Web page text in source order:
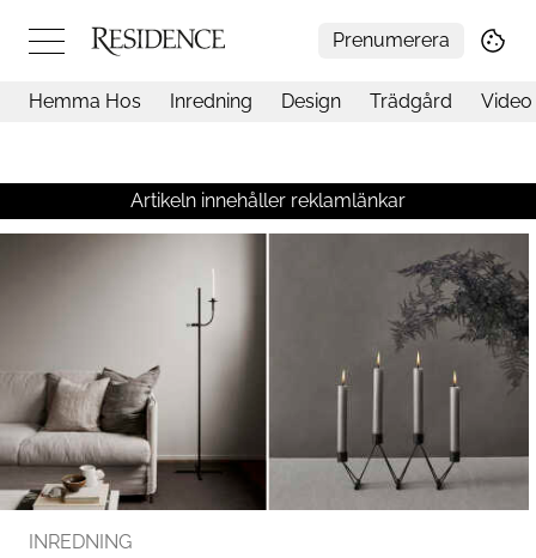
Prenumerera
Konst
Trädgård
Mat & Dryck
Influencers
Mer
Hemma Hos Inredning Design Trädgård Video
Artikeln innehåller reklamlänkar
INREDNING